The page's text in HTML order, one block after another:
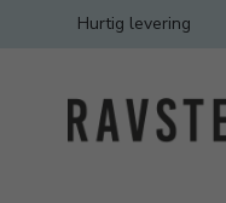
Hurtig levering